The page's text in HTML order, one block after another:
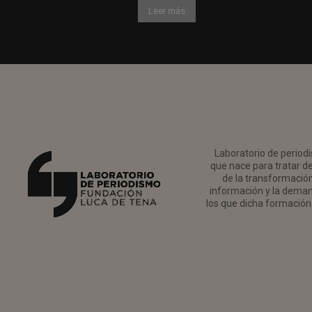
Leer más
Laboratorio de
que nace para tratar
de la
información y la
los que dicha